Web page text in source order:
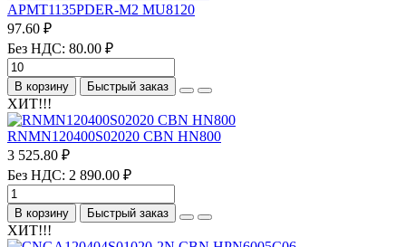
APMT1135PDER-M2 MU8120
97.60 ₽
Без НДС: 80.00 ₽
В корзину Быстрый заказ
ХИТ!!!
RNMN120400S02020 CBN HN800
3 525.80 ₽
Без НДС: 2 890.00 ₽
В корзину Быстрый заказ
ХИТ!!!